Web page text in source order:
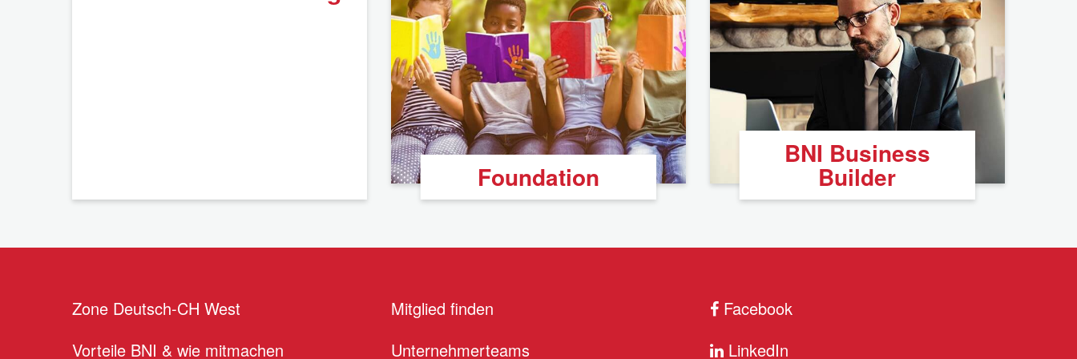
Foundation
BNI Business
Builder
Zone Deutsch-CH West
Vorteile BNI & wie mitmachen
Mitglied finden
Unternehmerteams
Facebook
LinkedIn